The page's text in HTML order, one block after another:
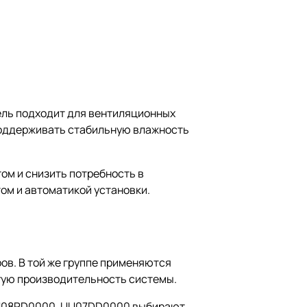
подходит для вентиляционных
стабильную влажность
и снизить потребность в
и автоматикой установки.
В той же группе применяются
производительность системы.